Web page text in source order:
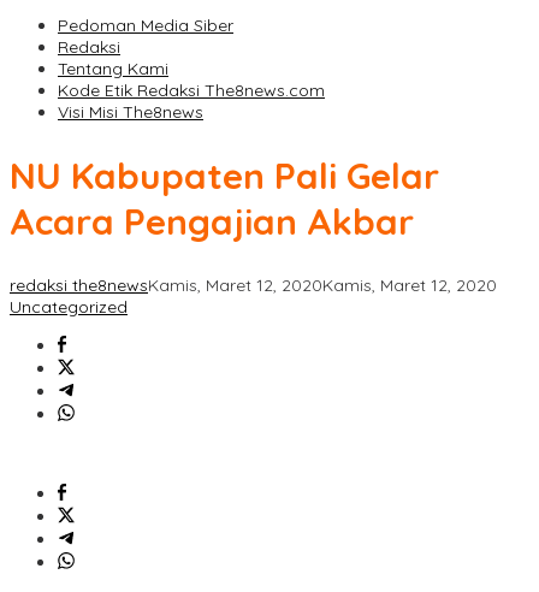
Pedoman Media Siber
Redaksi
Tentang Kami
Kode Etik Redaksi The8news.com
Visi Misi The8news
NU Kabupaten Pali Gelar
Acara Pengajian Akbar
redaksi the8newsKamis, Maret 12, 2020Kamis, Maret 12, 2020
Uncategorized